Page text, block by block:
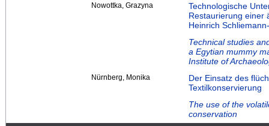
Nowottka, Grazyna
Technologische
Restaurierung einer
Heinrich
Technical studies
a Egytian mummy
Institute of
Nürnberg, Monika
Der Einsatz des
Textilkonservierung
The use of the
conservation